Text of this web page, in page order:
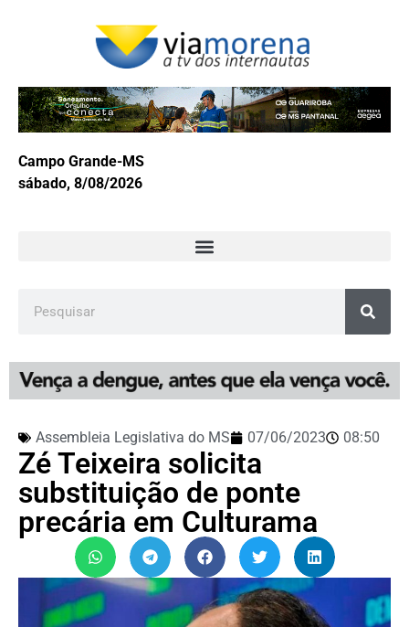
Campo Grande-MS
sábado, 8/08/2026
Assembleia Legislativa do MS 07/06/2023 08:50
Zé Teixeira solicita
substituição de ponte
precária em Culturama